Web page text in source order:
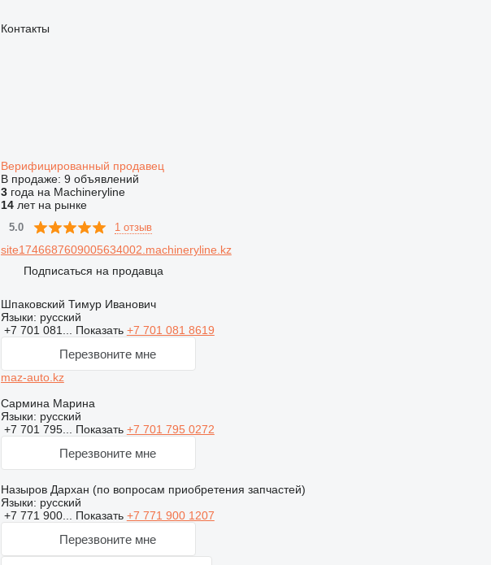
Контакты
Верифицированный продавец
В продаже: 9 объявлений
3года на Machineryline
14лет на рынке
5.0 1 отзыв
site1746687609005634002.machineryline.kz
Подписаться на продавца
Шпаковский Тимур Иванович
Языки: русский
+7 701 081... Показать +7 701 081 8619
Перезвоните мне
maz-auto.kz
Сармина Марина
Языки: русский
+7 701 795... Показать +7 701 795 0272
Перезвоните мне
Назыров Дархан (по вопросам приобретения запчастей)
Языки: русский
+7 771 900... Показать +7 771 900 1207
Перезвоните мне